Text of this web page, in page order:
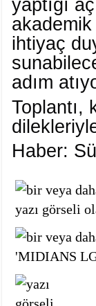
yaptığı
akademik
ihtiyaç
adım
Toplantı,
Haber: